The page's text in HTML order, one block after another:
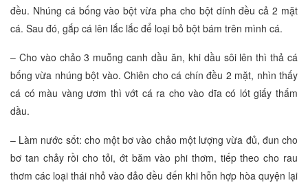
đều. Nhúng cá bống vào bột vừa pha cho bột dính đều cả 2 mặt
cá. Sau đó, gắp cá lên lắc lắc để loại bỏ bột bám trên mình cá.
– Cho vào chảo 3 muỗng canh dầu ăn, khi dầu sôi lên thì thả cá
bống vừa nhúng bột vào. Chiên cho cá chín đều 2 mặt, nhìn thấy
cá có màu vàng ươm thì vớt cá ra cho vào dĩa có lót giấy thấm
dầu.
– Làm nước sốt: cho một bơ vào chảo một lượng vừa đủ, đun cho
bơ tan chảy rồi cho tỏi, ớt băm vào phi thơm, tiếp theo cho rau
thơm các loại thái nhỏ vào đảo đều đến khi hỗn hợp hòa quyện lại